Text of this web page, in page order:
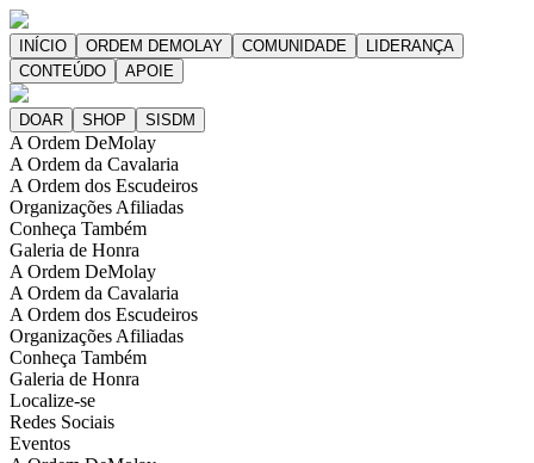
A Ordem DeMolay
A Ordem da Cavalaria
A Ordem dos Escudeiros
Organizações Afiliadas
Conheça Também
Galeria de Honra
A Ordem DeMolay
A Ordem da Cavalaria
A Ordem dos Escudeiros
Organizações Afiliadas
Conheça Também
Galeria de Honra
Localize-se
Redes Sociais
Eventos